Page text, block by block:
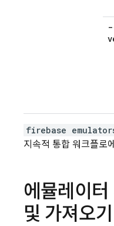
firebase
지속적 통합 워크플로
에뮬레이터
및 가져오기